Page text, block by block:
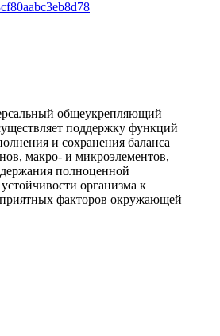
общеукрепляющий
поддержку функций
и сохранения баланса
макро- и микроэлементов,
полноценной
организма к
факторов окружающей